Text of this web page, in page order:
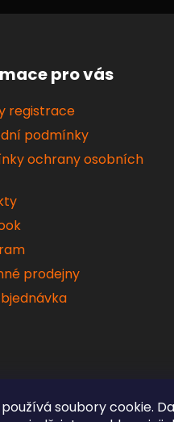
soubory cookie.
pro vás
registrace
podmínky
ochrany osobních
prodejny